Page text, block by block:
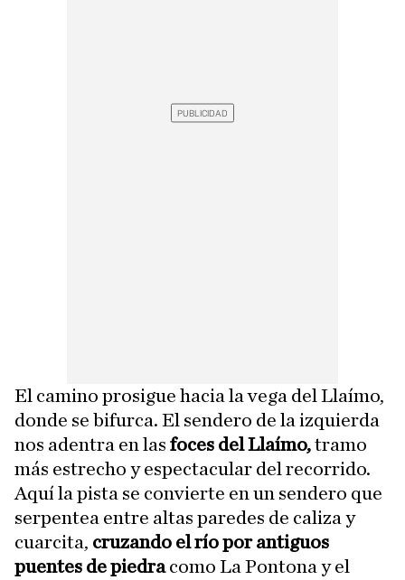
El camino prosigue hacia la vega del Llaímo,
donde se bifurca. El sendero de la izquierda
nos adentra en las foces del Llaímo,tramo
más estrecho y espectacular del recorrido.
Aquí la pista se convierte en un sendero que
serpentea entre altas paredes de caliza y
cuarcita, cruzando el río por antiguos
puentes de piedracomo La Pontona y el